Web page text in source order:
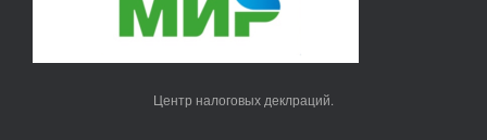
Центр налоговых деклраций.